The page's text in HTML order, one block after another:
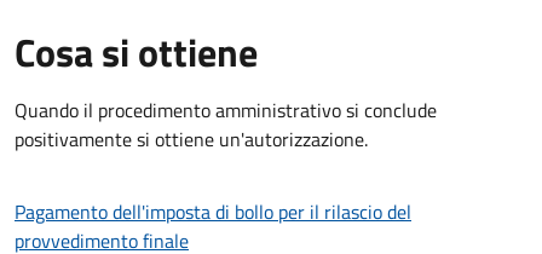
Cosa si ottiene
Quando il procedimento amministrativo si conclude
positivamente si ottiene un'autorizzazione.
Pagamento dell'imposta di bollo per il rilascio del
provvedimento finale